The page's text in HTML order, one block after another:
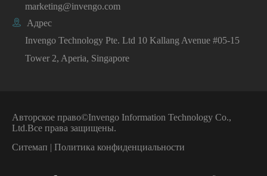
marketing@invengo.com

Адрес
Invengo Technology Pte. Ltd 10 Kallang Avenue #05-15
Tower 2, Aperia, Singapore
Авторское право©Invengo Information Technology Co.,
Ltd.Все права защищены.
Ситемап | Политика конфиденциальности